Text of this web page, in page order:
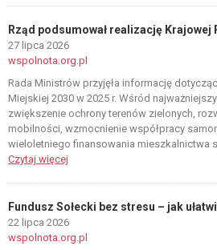
Rząd podsumował realizację
27 lipca 2026
wspolnota.org.pl
Rada Ministrów przyjęła informację
Miejskiej 2030 w 2025 r. Wśród
zwiększenie ochrony terenów zielonych,
mobilności, wzmocnienie współpracy
wieloletniego finansowania mieszkalnictwa
Czytaj więcej
Fundusz Sołecki bez stresu – jak
22 lipca 2026
wspolnota.org.pl